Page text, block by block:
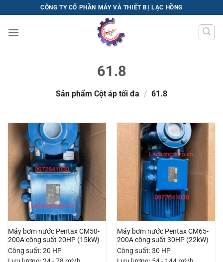
qua
nội
CÔNG TY CỔ PHẦN MÁY VÀ THIẾT BỊ LẠC HỒNG
61.8
Sản phẩm Cột áp tối đa / 61.8
Máy bơm nước Pentax CM50-
200A công suất 20HP (15kW)
Công suất: 20 HP
Máy bơm nước Pentax CM65-
200A công suất 30HP (22kW)
Công suất: 30 HP